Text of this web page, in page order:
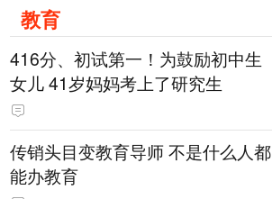
教育
416分、初试第一！为鼓励初中生
女儿 41岁妈妈考上了研究生
传销头目变教育导师 不是什么人都
能办教育